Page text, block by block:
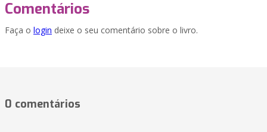
Comentários
Faça o login deixe o seu comentário sobre o livro.
0 comentários